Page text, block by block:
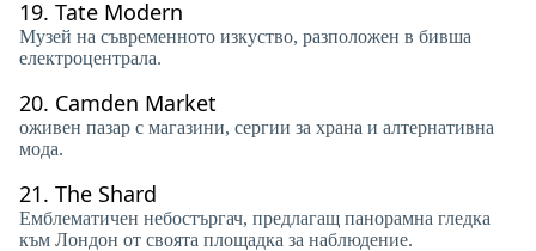
19. Tate Modern
Музей на съвременното изкуство, разположен в бивша
електроцентрала.
20. Camden Market
оживен пазар с магазини, сергии за храна и алтернативна
мода.
21. The Shard
Емблематичен небостъргач, предлагащ панорамна гледка
към Лондон от своята площадка за наблюдение.